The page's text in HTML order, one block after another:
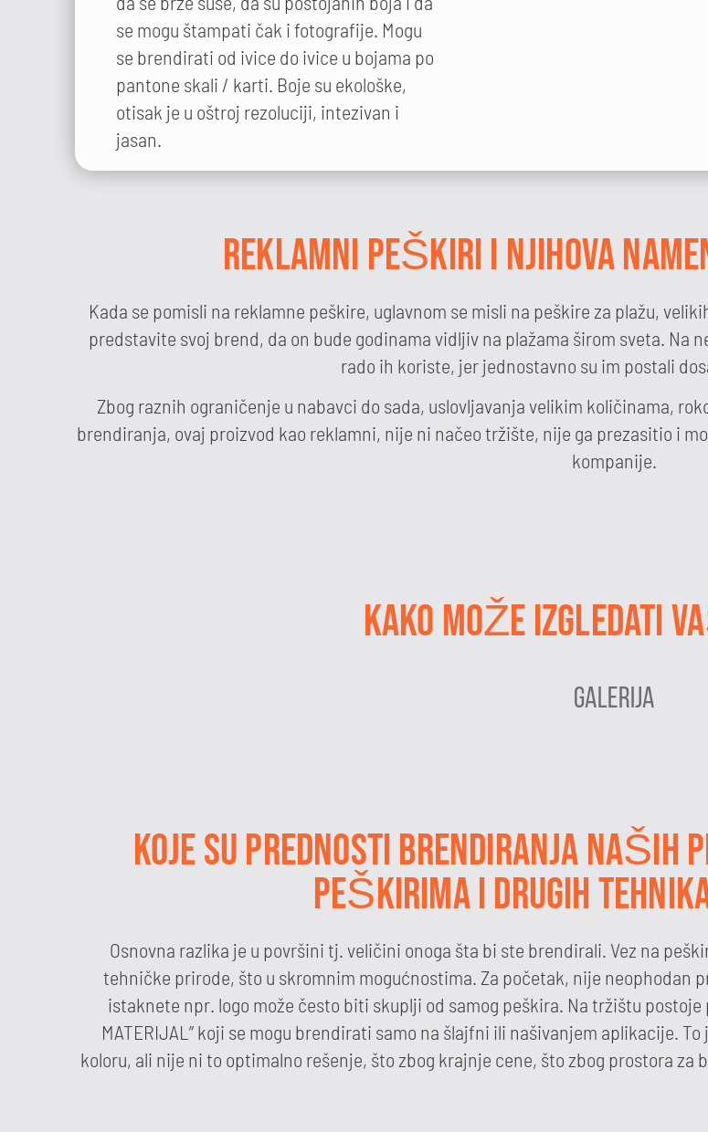
se mogu štampati čak i fotografije. Mogu
se brendirati od ivice do ivice u bojama po
pantone skali / karti. Boje su ekološke,
otisak je u oštroj rezoluciji, intezivan i
jasan.
REKLAMNI PEŠKIRI I NJIHOVA
Kada se pomisli na reklamne peškire, uglavnom se misli na peškire za plažu,
predstavite svoj brend, da on bude godinama vidljiv na plažama širom sveta. Na
rado ih koriste, jer jednostavno su im postali
Zbog raznih ograničenje u nabavci do sada, uslovljavanja velikim količinama,
brendiranja, ovaj proizvod kao reklamni, nije ni načeo tržište, nije ga prezasitio i
kompanije.
KAKO MOŽE IZGLEDATI
Galerija
KOJE SU PREDNOSTI BRENDIRANJA NAŠIH
PEŠKIRIMA I DRUGIH
Osnovna razlika je u površini tj. veličini onoga šta bi ste brendirali. Vez na
tehničke prirode, što u skromnim mogućnostima. Za početak, nije neophodan
istaknete npr. logo može često biti skuplji od samog peškira. Na tržištu
MATERIJAL” koji se mogu brendirati samo na šlajfni ili našivanjem aplikacije.
koloru, ali nije ni to optimalno rešenje, što zbog krajnje cene, što zbog prostora